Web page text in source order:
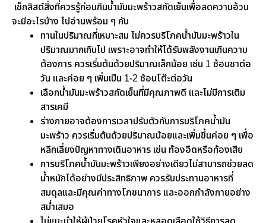
เช็กลิสต์สิ่งที่ควรรู้ก่อนกินน้ำมันมะพร้าวสกัดเย็นเพื่อลดความอ้วน
จะมีอะไรบ้าง ไปอ่านพร้อม ๆ กัน
ทานในปริมาณที่เหมาะสม ไม่ควรบริโภคน้ำมันมะพร้าวใน
ปริมาณมากเกินไป เพราะอาจทำให้ได้รับพลังงานเกินความ
ต้องการ ควรเริ่มต้นด้วยปริมาณเล็กน้อย เช่น 1 ช้อนชาต่อ
วัน และค่อย ๆ เพิ่มเป็น 1-2 ช้อนโต๊ะต่อวัน
เลือกน้ำมันมะพร้าวสกัดเย็นที่มีคุณภาพดี และไม่มีการเติม
สารเคมี
ร่างกายอาจต้องการเวลาปรับตัวกับการบริโภคน้ำมัน
มะพร้าว ควรเริ่มต้นด้วยปริมาณน้อยและเพิ่มขึ้นค่อย ๆ เพื่อ
หลีกเลี่ยงปัญหาทางเดินอาหาร เช่น ท้องอืดหรือท้องเสีย
การบริโภคน้ำมันมะพร้าวเพียงอย่างเดียวไม่สามารถช่วยลด
น้ำหนักได้อย่างมีประสิทธิภาพ ควรรับประทานอาหารที่
สมดุลและมีคุณค่าทางโภชนาการ และออกกำลังกายอย่าง
สม่ำเสมอ